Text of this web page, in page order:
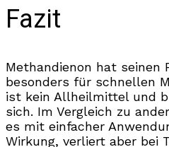
Fazit
Methandienon hat seinen
besonders für schnellen
ist kein Allheilmittel und
sich. Im Vergleich zu
es mit einfacher
Wirkung, verliert aber bei